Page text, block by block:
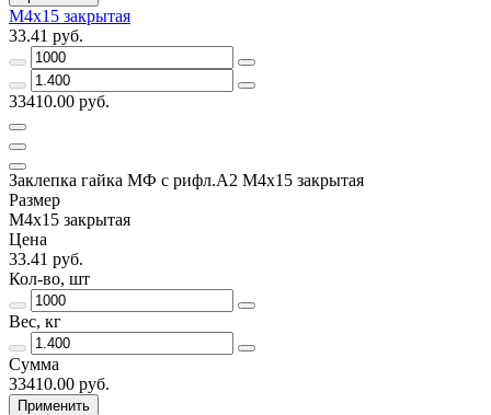
М4х15 закрытая
33.41 руб.
33410.00 руб.
Заклепка гайка МФ с рифл.А2 M4х15 закрытая
Размер
М4х15 закрытая
Цена
33.41 руб.
Кол-во, шт
Вес, кг
Сумма
33410.00 руб.
Применить